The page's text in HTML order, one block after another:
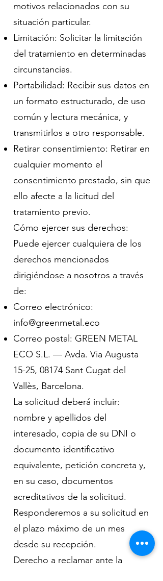
motivos relacionados con su
situación particular.
Limitación: Solicitar la limitación
del tratamiento en determinadas
circunstancias.
Portabilidad: Recibir sus datos en
un formato estructurado, de uso
común y lectura mecánica, y
transmitirlos a otro responsable.
Retirar consentimiento: Retirar en
cualquier momento el
consentimiento prestado, sin que
ello afecte a la licitud del
tratamiento previo.
Cómo ejercer sus derechos:
Puede ejercer cualquiera de los
derechos mencionados
dirigiéndose a nosotros a través
de:
Correo electrónico:
info@greenmetal.eco
Correo postal: GREEN METAL
ECO S.L. — Avda. Via Augusta
15-25, 08174 Sant Cugat del
Vallès, Barcelona.
La solicitud deberá incluir:
nombre y apellidos del
interesado, copia de su DNI o
documento identificativo
equivalente, petición concreta y,
en su caso, documentos
acreditativos de la solicitud.
Responderemos a su solicitud en
el plazo máximo de un mes
desde su recepción.
Derecho a reclamar ante la